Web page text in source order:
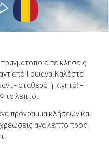
κλήσεις
από Γουιάνα.Καλέστε
- σταθερό ή κινητό! -
το λεπτό.
πρόγραμμα κλήσεων και
ανά λεπτό προς